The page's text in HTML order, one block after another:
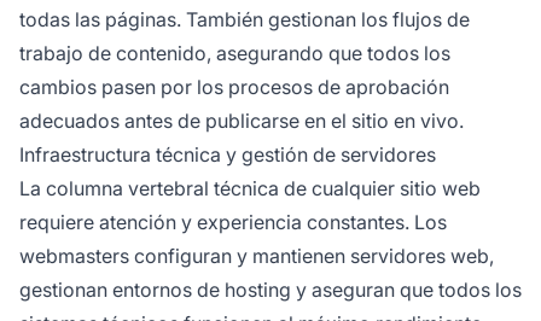
todas las páginas. También gestionan los flujos de
trabajo de contenido, asegurando que todos los
cambios pasen por los procesos de aprobación
adecuados antes de publicarse en el sitio en vivo.
Infraestructura técnica y gestión de servidores
La columna vertebral técnica de cualquier sitio web
requiere atención y experiencia constantes. Los
webmasters configuran y mantienen servidores web,
gestionan entornos de hosting y aseguran que todos los